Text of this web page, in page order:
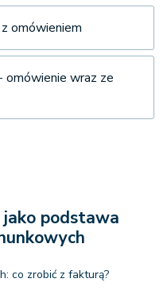
omówieniem
omówienie wraz ze
jako podstawa
co zrobić z fakturą?